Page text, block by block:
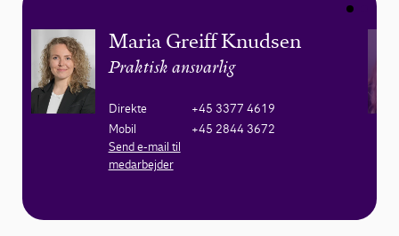
Maria Greiff Knudsen
Praktisk ansvarlig
Direkte
+45 3377 4619
Mobil
+45 2844 3672
Send e-mail til
medarbejder